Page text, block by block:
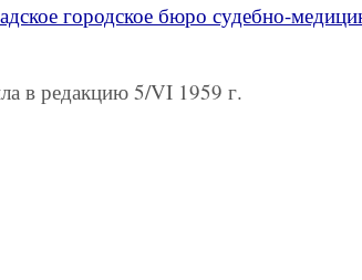
городское бюро судебно-
в редакцию 5/VI 1959 г.